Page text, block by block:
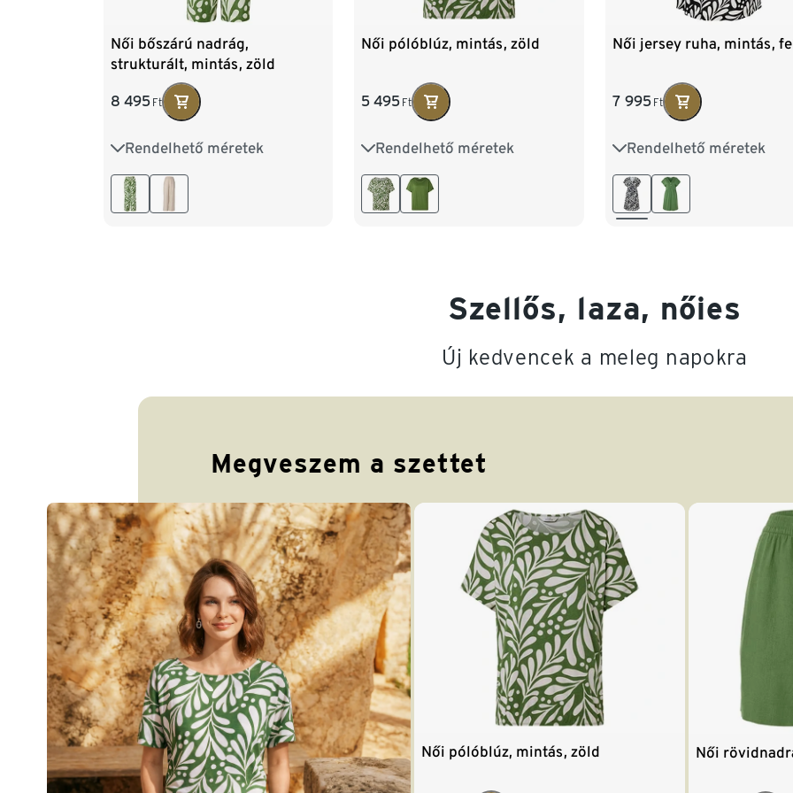
Női bőszárú nadrág,
strukturált, mintás, zöld
8 495 Ft
Rendelhető méretek
36 38 40 42
46 48
Női pólóblúz, mintás, zöld
5 495 Ft
Rendelhető méretek
S 36/38 M 40/42 L 44/46
XL 48/50
Női jersey ruha, mintás,
7 995 Ft
Rendelhető méretek
S 36/38 M 40/42 L 44/
XL 48/50
Szellős, laza, nőies
Új kedvencek a meleg napokra
Megveszem a szettet
Női pólóblúz, mintás, zöld Női